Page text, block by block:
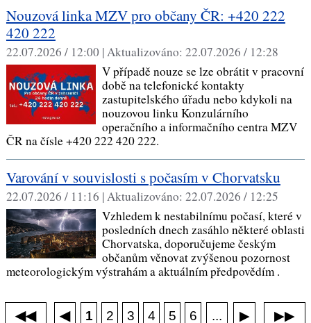
Nouzová linka MZV pro občany ČR: +420 222
420 222
22.07.2026 / 12:00 |Aktualizováno: 22.07.2026 / 12:28
V případě nouze se lze obrátit v pracovní
době na telefonické kontakty
zastupitelského úřadu nebo kdykoli na
nouzovou linku Konzulárního
operačního a informačního centra MZV
ČR na čísle +420 222 420 222.
Varování v souvislosti s počasím v Chorvatsku
22.07.2026 / 11:16 |Aktualizováno: 22.07.2026 / 12:25
Vzhledem k nestabilnímu počasí, které v
posledních dnech zasáhlo některé oblasti
Chorvatska, doporučujeme českým
občanům věnovat zvýšenou pozornost
meteorologickým výstrahám a aktuálním předpovědím .
◀◀ ◀ 1 2 3 4 5 6 ... ▶ ▶▶